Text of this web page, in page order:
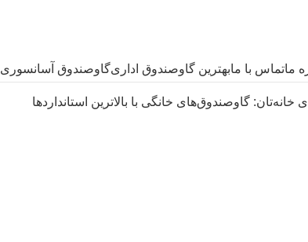
ماتماس با مابهترین گاوصندوق اداریگاوصندوق آسانسوری
خانه‌تان: گاوصندوق‌های خانگی با بالاترین استانداردها